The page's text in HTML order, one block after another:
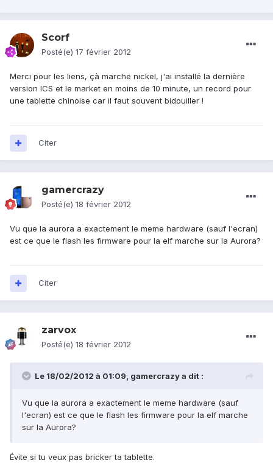
Scorf
Posté(e) 17 février 2012
Merci pour les liens, çà marche nickel, j'ai installé la dernière
version ICS et le market en moins de 10 minute, un record pour
une tablette chinoise car il faut souvent bidouiller !
Citer
gamercrazy
Posté(e) 18 février 2012
Vu que la aurora a exactement le meme hardware (sauf l'ecran)
est ce que le flash les firmware pour la elf marche sur la Aurora?
Citer
zarvox
Posté(e) 18 février 2012
Le 18/02/2012 à 01:09, gamercrazy a dit :
Vu que la aurora a exactement le meme hardware (sauf
l'ecran) est ce que le flash les firmware pour la elf marche
sur la Aurora?
Évite si tu veux pas bricker ta tablette.